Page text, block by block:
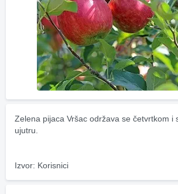
Zelena pijaca Vršac održava se četvrtkom i
ujutru.
Izvor: Korisnici